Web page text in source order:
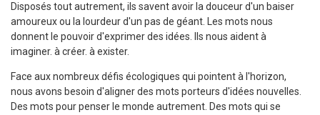
Disposés tout autrement, ils savent avoir la douceur d'un baiser
amoureux ou la lourdeur d'un pas de géant. Les mots nous
donnent le pouvoir d'exprimer des idées. Ils nous aident à
imaginer. à créer. à exister.
Face aux nombreux défis écologiques qui pointent à l'horizon,
nous avons besoin d'aligner des mots porteurs d'idées nouvelles.
Des mots pour penser le monde autrement. Des mots qui se